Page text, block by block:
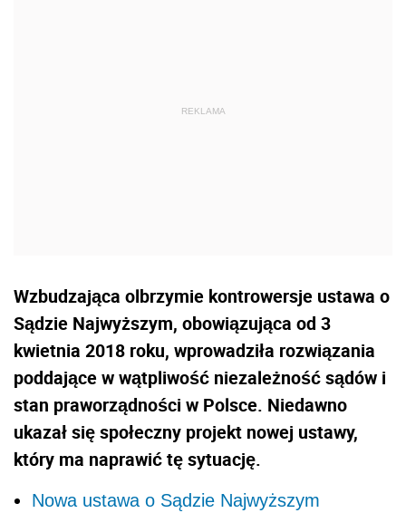
Wzbudzająca olbrzymie kontrowersje ustawa o
Sądzie Najwyższym, obowiązująca od 3
kwietnia 2018 roku, wprowadziła rozwiązania
poddające w wątpliwość niezależność sądów i
stan praworządności w Polsce. Niedawno
ukazał się społeczny projekt nowej ustawy,
który ma naprawić tę sytuację.
Nowa ustawa o Sądzie Najwyższym